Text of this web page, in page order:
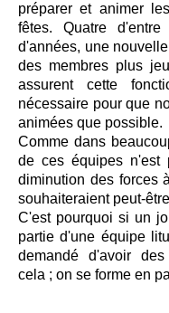
préparer et animer
fêtes. Quatre
d'années, une
des membres plus
assurent cette
nécessaire pour que
animées que possible.
Comme dans
de ces équipes n'est
diminution des forces
souhaiteraient peut-
C'est pourquoi si un
partie d'une équipe
demandé d'avoir
cela ; on se forme en